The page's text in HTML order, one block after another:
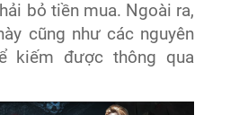
bỏ tiền mua. Ngoài ra,
cũng như các nguyên
kiếm được thông qua